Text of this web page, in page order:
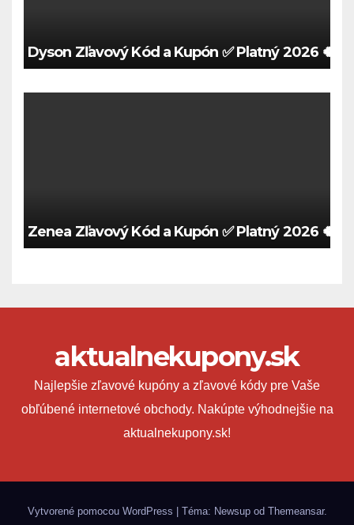
Dyson Zľavový Kód a Kupón ✅ Platný 2026 🍀
Zenea Zľavový Kód a Kupón ✅ Platný 2026 🍀
aktualnekupony.sk
Najlepšie zľavové kupóny a zľavové kódy pre Vaše
obľúbené internetové obchody. Nakúpte výhodnejšie na
aktualnekupony.sk!
Vytvorené pomocou WordPress Téma: Newsup od Themeansar.